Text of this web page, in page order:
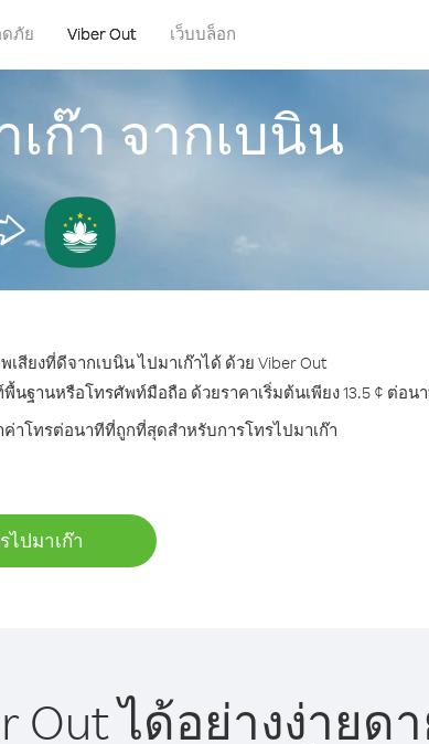
ภัย Viber Out เว็บบล็อก
ก๊า จากเบนิน
ยงที่ดีจากเบนิน ไปมาเก๊าได้ ด้วย Viber Out
ฐานหรือโทรศัพท์มือถือ ด้วยราคาเริ่มต้นเพียง 13.5 ¢ ต่อน
าโทรต่อนาทีที่ถูกที่สุดสำหรับการโทรไปมาเก๊า
ไปมาเก๊า
Out ได้อย่างง่ายด